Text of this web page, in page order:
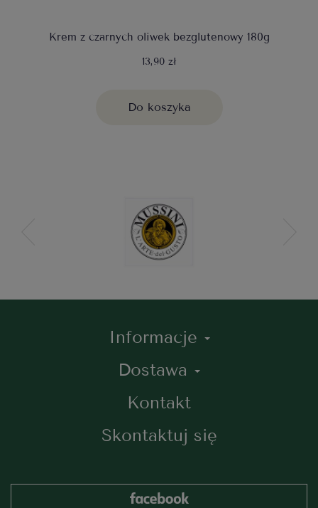
Krem z czarnych oliwek bezglutenowy 180g
13,90 zł
Do koszyka
Informacje
Dostawa
Kontakt
Skontaktuj się